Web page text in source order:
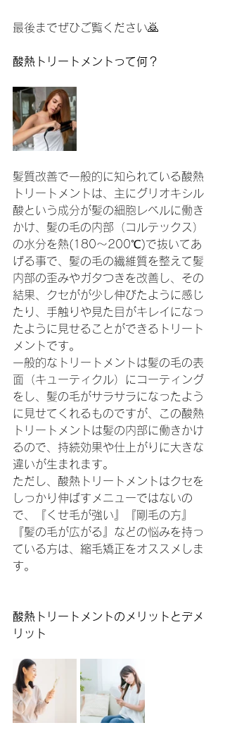
最後までぜひご覧ください🙇
酸熱トリートメントって何？
髪質改善で一般的に知られている酸熱
トリートメントは、主にグリオキシル
酸という成分が髪の細胞レベルに働き
かけ、髪の毛の内部（コルテックス）
の水分を熱(180〜200℃)で抜いてあ
げる事で、髪の毛の繊維質を整えて髪
内部の歪みやガタつきを改善し、その
結果、クセがが少し伸びたように感じ
たり、手触りや見た目がキレイになっ
たように見せることができるトリート
メントです。
一般的なトリートメントは髪の毛の表
面（キューティクル）にコーティング
をし、髪の毛がサラサラになったよう
に見せてくれるものですが、この酸熱
トリートメントは髪の内部に働きかけ
るので、持続効果や仕上がりに大きな
違いが生まれます。
ただし、酸熱トリートメントはクセを
しっかり伸ばすメニューではないの
で、『くせ毛が強い』『剛毛の方』
『髪の毛が広がる』などの悩みを持っ
ている方は、縮毛矯正をオススメしま
す。
酸熱トリートメントのメリットとデメ
リット